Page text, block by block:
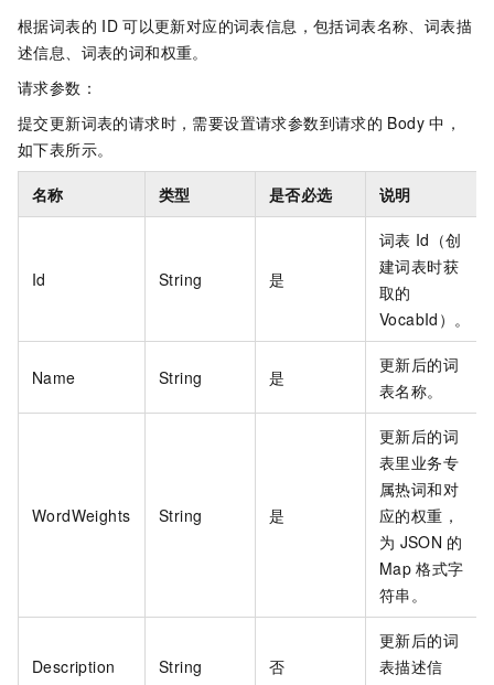
根据词表的 ID 可以更新对应的词表信息，包括词表名称、词表描
述信息、词表的词和权重。
请求参数：
提交更新词表的请求时，需要设置请求参数到请求的 Body 中，
如下表所示。
名称 类型 是否必选 说明
Id String 是
词表 Id（创
建词表时获
取的
VocabId）。
Name String 是
更新后的词
表名称。
WordWeights String 是
更新后的词
表里业务专
属热词和对
应的权重，
为 JSON 的
Map 格式字
符串。
Description String 否
更新后的词
表描述信